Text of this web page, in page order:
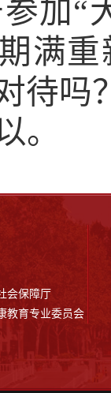
加 “
满
待吗
。
会保障厅
教育专业委员会